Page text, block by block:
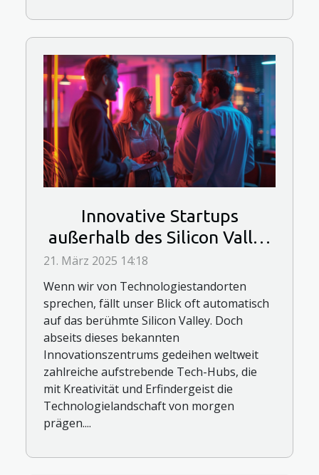
Innovative Startups
außerhalb des Silicon Valley
- Entdecken Sie die Tech-
Hubs von morgen
21. März 2025 14:18
Wenn wir von Technologiestandorten
sprechen, fällt unser Blick oft automatisch
auf das berühmte Silicon Valley. Doch
abseits dieses bekannten
Innovationszentrums gedeihen weltweit
zahlreiche aufstrebende Tech-Hubs, die
mit Kreativität und Erfindergeist die
Technologielandschaft von morgen
prägen....